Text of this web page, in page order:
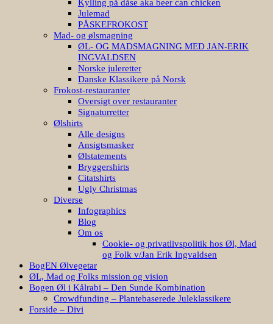
Kylling på dåse aka beer can chicken
Julemad
PÅSKEFROKOST
Mad- og ølsmagning
ØL- OG MADSMAGNING MED JAN-ERIK
INGVALDSEN
Norske juleretter
Danske Klassikere på Norsk
Frokost-restauranter
Oversigt over restauranter
Signaturretter
Ølshirts
Alle designs
Ansigtsmasker
Ølstatements
Bryggershirts
Citatshirts
Ugly Christmas
Diverse
Infographics
Blog
Om os
Cookie- og privatlivspolitik hos Øl, Mad
og Folk v/Jan Erik Ingvaldsen
BogEN Ølvegetar
ØL, Mad og Folks mission og vision
Bogen Øl i Kålrabi – Den Sunde Kombination
Crowdfunding – Plantebaserede Juleklassikere
Forside – Divi